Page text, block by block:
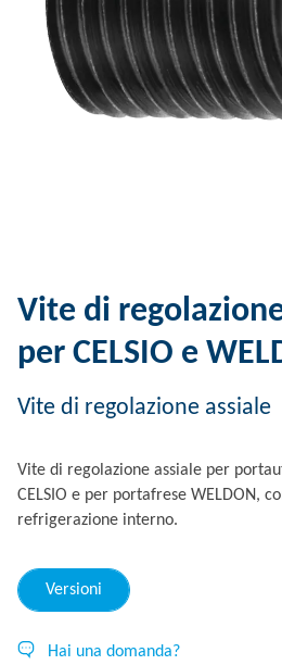
Vite di
per CELSIO e
Vite di regolazione assiale
Vite di regolazione assiale per
CELSIO e per portafrese WELDON,
refrigerazione interno.
Versioni
Hai una domanda?